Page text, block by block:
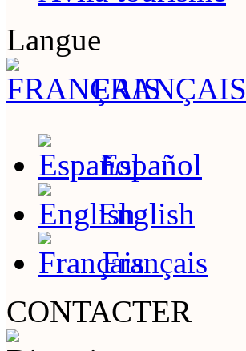
Langue
FRANÇAIS
Español
English
Français
CONTACTER